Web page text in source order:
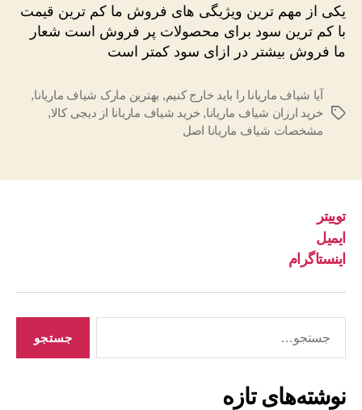
یکی از مهم ترین ویژیگی های فروش ما کم ترین قیمت
با کم ترین سود برای محصولات پر فروش است شعار
ما فروش بیشتر در ازای سود کمتر است
برچسب‌ها
آیا شیاف ماریانا را باید خارج کنیم, بهترین مارک شیاف ماریانا,
خرید ارزان شیاف ماریانا, خرید شیاف ماریانا از دیجی کالا,
مشخصات شیاف ماریانا اصل
توییتر
ایمیل
اینستاگرام
نوشته‌های تازه